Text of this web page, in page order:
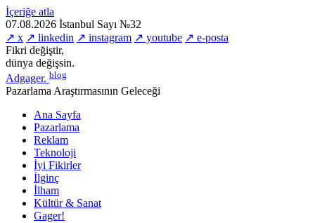
İçeriğe atla
07.08.2026 İstanbul Sayı №32
↗ x ↗ linkedin ↗ instagram ↗ youtube ↗ e-posta
Fikri değiştir,
dünya değişsin.
Adgager. blog
Pazarlama Araştırmasının Geleceği
Ana Sayfa
Pazarlama
Reklam
Teknoloji
İyi Fikirler
İlginç
İlham
Kültür & Sanat
Gager!